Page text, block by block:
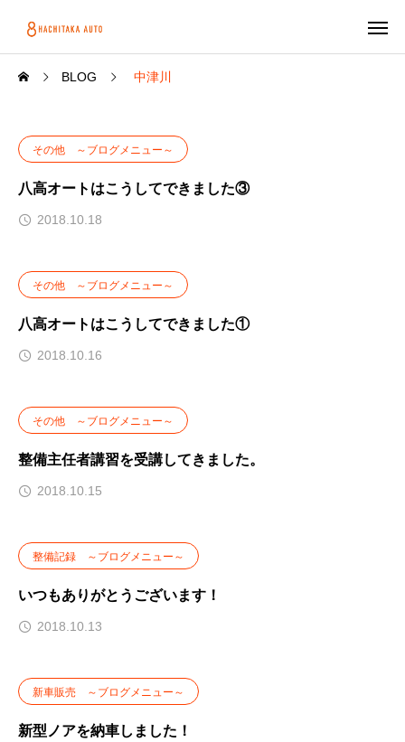
BLOG 中津川
その他 ～ブログメニュー～
八高オートはこうしてできました③
2018.10.18
その他 ～ブログメニュー～
八高オートはこうしてできました①
2018.10.16
その他 ～ブログメニュー～
整備主任者講習を受講してきました。
2018.10.15
整備記録 ～ブログメニュー～
いつもありがとうございます！
2018.10.13
新車販売 ～ブログメニュー～
新型ノアを納車しました！